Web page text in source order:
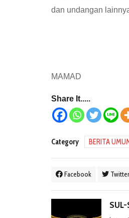
dan undangan
MAMAD
Share It.....
Category BERITA
Facebook Twitter
SUL-